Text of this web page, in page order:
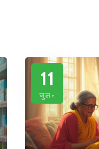
11
जुल॰